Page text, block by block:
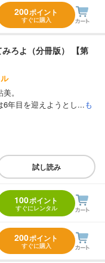
200ポイント
すぐに購入
ろよ（分冊版） 【第
。
6年目を迎えようとし...も
試し読み
100ポイント
すぐにレンタル
200ポイント
すぐに購入